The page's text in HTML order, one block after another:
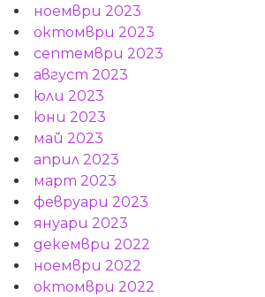
ноември 2023
октомври 2023
септември 2023
август 2023
юли 2023
юни 2023
май 2023
април 2023
март 2023
февруари 2023
януари 2023
декември 2022
ноември 2022
октомври 2022